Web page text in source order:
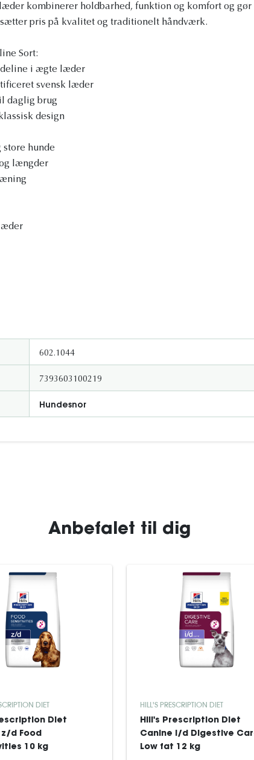
kombinerer holdbarhed, funktion og komfort og
pris på kvalitet og traditionelt håndværk.
Sort:
i ægte læder
svensk læder
daglig brug
design
store hunde
længder
602.1044
7393603100219
Hundesnor
Anbefalet til dig
DIET
Diet
d Food
10 kg
HILL'S PRESCRIPTION DIET
Hill's Prescription Diet
Canine i/d Digestive
Low fat 12 kg